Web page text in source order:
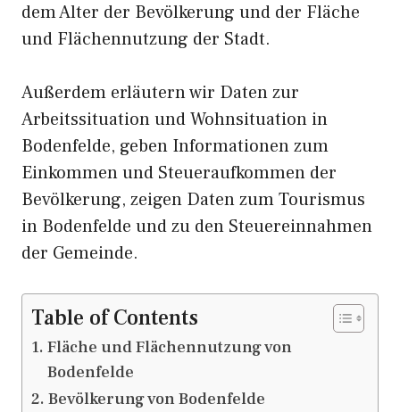
dem Alter der Bevölkerung und der Fläche
und Flächennutzung der Stadt.
Außerdem erläutern wir Daten zur
Arbeitssituation und Wohnsituation in
Bodenfelde, geben Informationen zum
Einkommen und Steueraufkommen der
Bevölkerung, zeigen Daten zum Tourismus
in Bodenfelde und zu den Steuereinnahmen
der Gemeinde.
Table of Contents
Fläche und Flächennutzung von
Bodenfelde
Bevölkerung von Bodenfelde